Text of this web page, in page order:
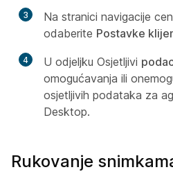
3
Na stranici navigacije
odaberite Postavke
4 U odjeljku Osjetljivi
omogućavanja ili
osjetljivih podataka za
Desktop.
Rukovanje